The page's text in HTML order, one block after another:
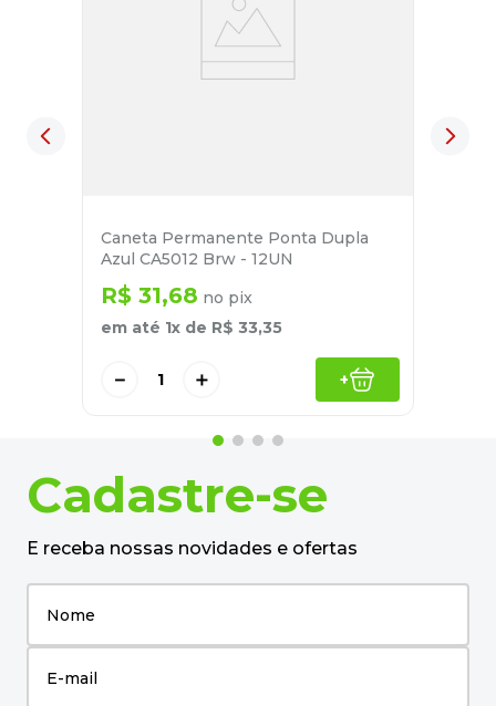
Caneta Permanente Ponta Dupla
Azul CA5012 Brw - 12UN
R$ 31,68 no pix
em até 1x de R$ 33,35
＋
－ +
Cadastre-se
E receba nossas novidades e ofertas